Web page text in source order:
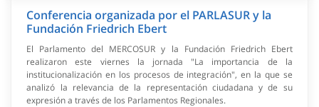
Conferencia organizada por el PARLASUR y la
Fundación Friedrich Ebert
El Parlamento del MERCOSUR y la Fundación Friedrich Ebert
realizaron este viernes la jornada "La importancia de la
institucionalización en los procesos de integración", en la que se
analizó la relevancia de la representación ciudadana y de su
expresión a través de los Parlamentos Regionales.